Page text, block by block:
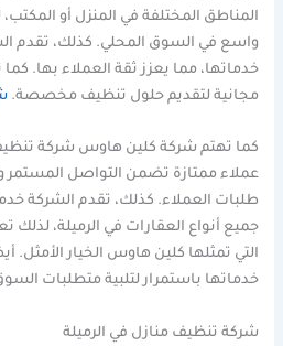
المناطق المختلفة في المنزل أو
واسع في السوق المحلي. كذلك، تقدم
خدماتها، مما يعزز ثقة العملاء بها.
مجانية لتقديم حلول تنظيف مخصصة.
كما تهتم شركة كلين هاوس شركة
عملاء ممتازة تضمن التواصل المستمر
طلبات العملاء. كذلك، تقدم الشركة
جميع أنواع العقارات في الرميلة، لذلك
التي تمثلها كلين هاوس الخيار الأمثل.
خدماتها باستمرار لتلبية متطلبات
شركة تنظيف منازل في الرميلة